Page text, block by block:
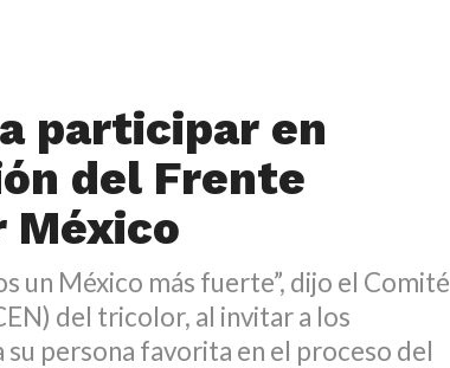
participar en
del Frente
México
un México más fuerte”, dijo el Comité
del tricolor, al invitar a los
su persona favorita en el proceso del